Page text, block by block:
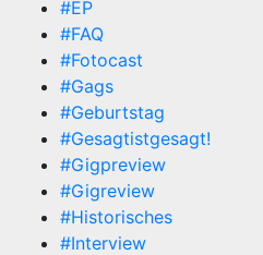
#EP
#FAQ
#Fotocast
#Gags
#Geburtstag
#Gesagtistgesagt!
#Gigpreview
#Gigreview
#Historisches
#Interview